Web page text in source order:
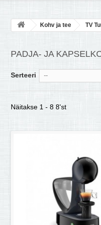
Kohv ja tee TV
PADJA- JA
Serteeri --
Näitakse 1 - 8 8'st